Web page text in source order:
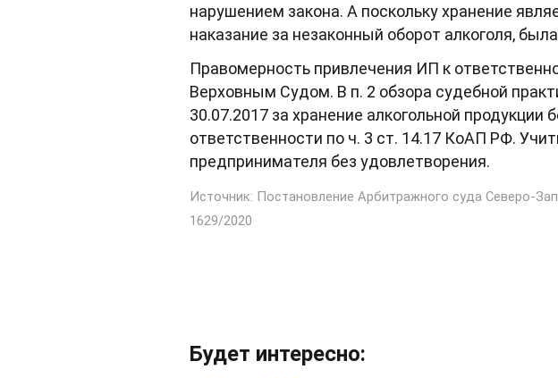
нарушением закона. А поскольку хранение
наказание за незаконный оборот алкоголя,
Правомерность привлечения ИП к
Верховным Судом. В п. 2 обзора судебной
30.07.2017 за хранение алкогольной
ответственности по ч. 3 ст. 14.17 КоАП РФ.
предпринимателя без удовлетворения.
Источник: Постановление Арбитражного суда Северо-
1629/2020
Будет интересно: